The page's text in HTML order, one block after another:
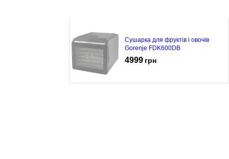
Сушарка для фруктів і овочів
Gorenje FDK600DB
4999 грн